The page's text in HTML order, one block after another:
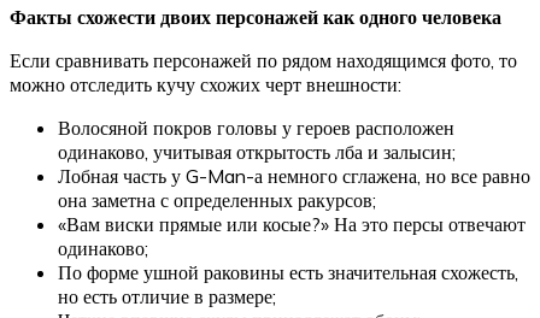
Факты схожести двоих персонажей как одного человека
Если сравнивать персонажей по рядом находящимся фото, то
можно отследить кучу схожих черт внешности:
Волосяной покров головы у героев расположен
одинаково, учитывая открытость лба и залысин;
Лобная часть у G-Man-а немного сглажена, но все равно
она заметна с определенных ракурсов;
«Вам виски прямые или косые?» На это персы отвечают
одинаково;
По форме ушной раковины есть значительная схожесть,
но есть отличие в размере;